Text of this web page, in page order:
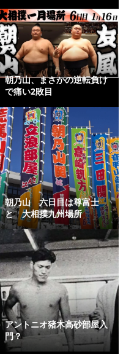
朝乃山、まさかの逆転負け
で痛い2敗目
朝乃山 六日目は尊富士
と 大相撲九州場所
アントニオ猪木高砂部屋入
門？